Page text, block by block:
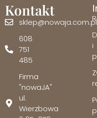
Kontakt
sklep@nowaja.com.pl
608
751
485
Firma
"nowaJA"
ul.
Wierzbowa
i